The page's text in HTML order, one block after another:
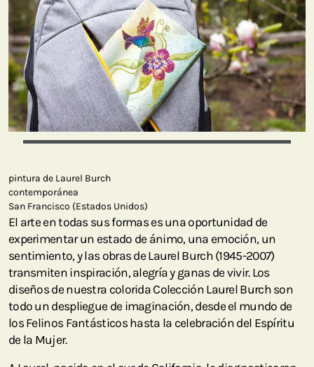
pintura de Laurel Burch
contemporánea
San Francisco (Estados Unidos)
El arte en todas sus formas es una oportunidad de
experimentar un estado de ánimo, una emoción, un
sentimiento, y las obras de Laurel Burch (1945-2007)
transmiten inspiración, alegría y ganas de vivir. Los
diseños de nuestra colorida Colección Laurel Burch son
todo un despliegue de imaginación, desde el mundo de
los Felinos Fantásticos hasta la celebración del Espíritu
de la Mujer.